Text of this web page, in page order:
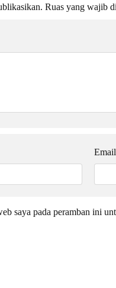
Ruas yang wajib
Email
saya pada peramban ini